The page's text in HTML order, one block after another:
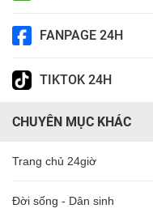
FANPAGE 24H
TIKTOK 24H
CHUYÊN MỤC KHÁC
Trang chủ 24giờ
Đời sống - Dân sinh